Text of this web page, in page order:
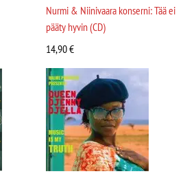
Nurmi & Niinivaara konserni: Tää ei
pääty hyvin (CD)
14,90€